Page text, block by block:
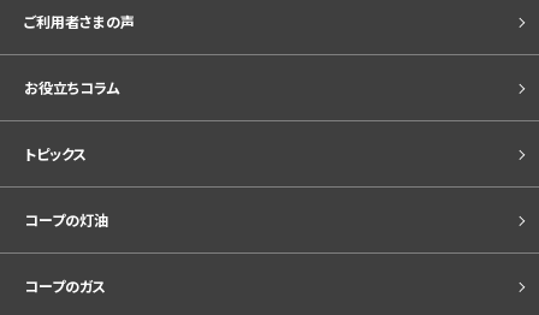
ご利用者さまの声
お役立ちコラム
トピックス
コープの灯油
コープのガス